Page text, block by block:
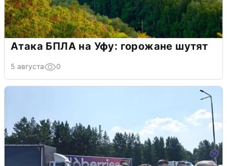
Атака БПЛА на Уфу: горожане шутят
5 августа 0